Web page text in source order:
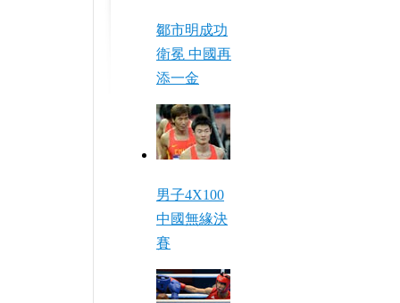
鄒市明成功
衛冕 中國再
添一金
男子4X100
中國無緣決
賽